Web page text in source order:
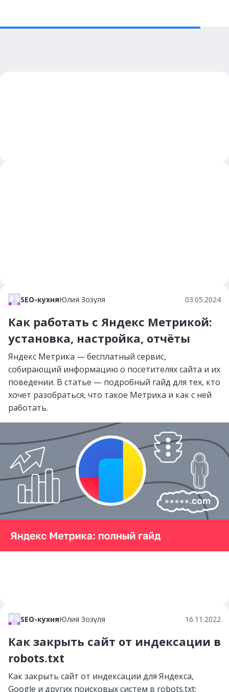
SEO-кухняЮлия Зозуля 03.05.2024
Как работать с Яндекс Метрикой:
установка, настройка, отчёты
Яндекс Метрика — бесплатный сервис,
собирающий информацию о посетителях сайта и их
поведении. В статье — подробный гайд для тех, кто
хочет разобраться, что такое Метрика и как с ней
работать.
SEO-кухняЮлия Зозуля 16.11.2022
Как закрыть сайт от индексации в
robots.txt
Как закрыть сайт от индексации для Яндекса,
Google и других поисковых систем в robots.txt: